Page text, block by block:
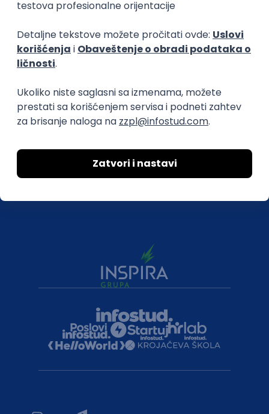
Politika privatnosti
Uklonjeni profili poslodavaca
Za medije
Druželjubivi smo!